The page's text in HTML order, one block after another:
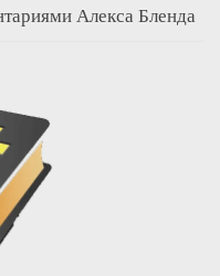
Алекса Бленда